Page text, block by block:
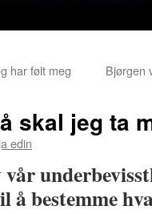
har følt meg
Bjørgen
skal jeg ta
edin
å bestemme